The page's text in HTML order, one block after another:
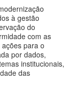
à gestão
do
com as
para o
por dados,
institucionais,
das